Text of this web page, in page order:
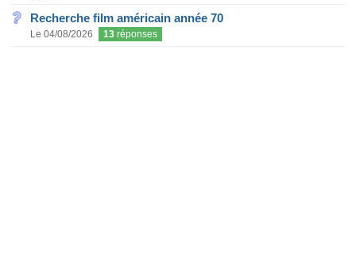
Recherche film américain année 70
Le 04/08/2026 13 réponses